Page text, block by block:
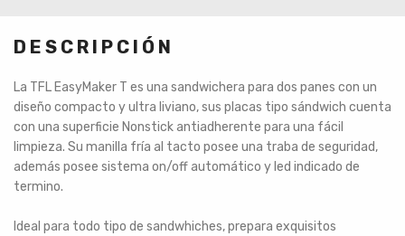
DESCRIPCIÓN
La TFL EasyMaker T es una sandwichera para dos panes con un
diseño compacto y ultra liviano, sus placas tipo sándwich cuenta
con una superficie Nonstick antiadherente para una fácil
limpieza. Su manilla fría al tacto posee una traba de seguridad,
además posee sistema on/off automático y led indicado de
termino.
Ideal para todo tipo de sandwhiches, prepara exquisitos